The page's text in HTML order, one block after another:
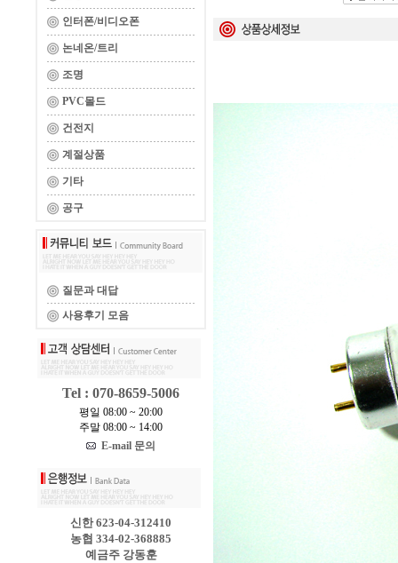
인터폰/비디오폰
논네온/트리
조명
PVC몰드
건전지
계절상품
기타
공구
질문과 대답
사용후기 모음
Tel : 070-8659-5006
평일 08:00 ~ 20:00
주말 08:00 ~ 14:00
E-mail 문의
신한 623-04-312410
농협 334-02-368885
예금주 강동훈